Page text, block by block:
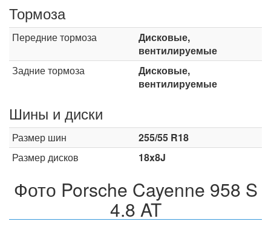
Тормоза
Передние тормоза
Дисковые,
вентилируемые
Задние тормоза
Дисковые,
вентилируемые
Шины и диски
Размер шин
255/55 R18
Размер дисков
18x8J
Фото Porsche Cayenne 958 S
4.8 AT